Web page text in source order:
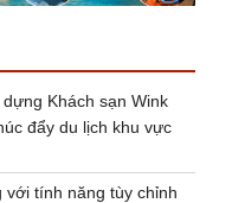
Khách sạn Wink
đẩy du lịch khu vực
với tính năng tùy chỉnh